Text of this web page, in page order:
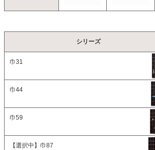
シリーズ
巾31
巾44
巾59
【選択中】 巾87